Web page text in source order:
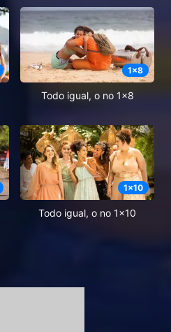
1x8
Todo igual, o no 1x8
1x10
Todo igual, o no 1x10